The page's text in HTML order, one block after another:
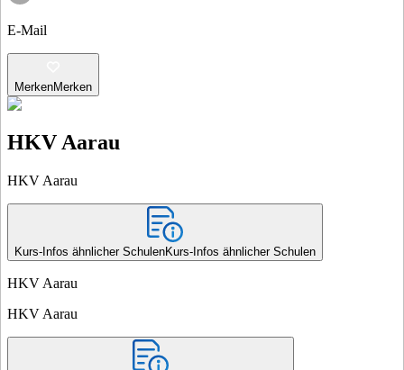
E-Mail
MerkenMerken
HKV Aarau
HKV Aarau
Kurs-Infos ähnlicher SchulenKurs-Infos ähnlicher Schulen
HKV Aarau
HKV Aarau